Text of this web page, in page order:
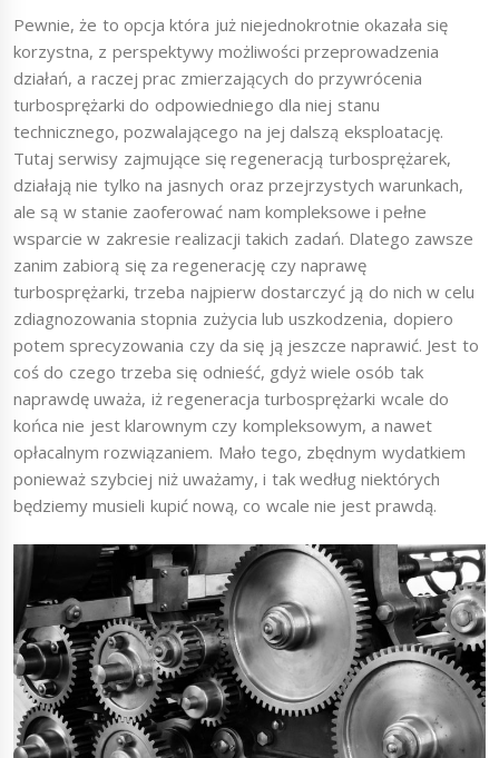
Pewnie, że to opcja która już niejednokrotnie okazała się
korzystna, z perspektywy możliwości przeprowadzenia
działań, a raczej prac zmierzających do przywrócenia
turbosprężarki do odpowiedniego dla niej stanu
technicznego, pozwalającego na jej dalszą eksploatację.
Tutaj serwisy zajmujące się regeneracją turbosprężarek,
działają nie tylko na jasnych oraz przejrzystych warunkach,
ale są w stanie zaoferować nam kompleksowe i pełne
wsparcie w zakresie realizacji takich zadań. Dlatego zawsze
zanim zabiorą się za regenerację czy naprawę
turbosprężarki, trzeba najpierw dostarczyć ją do nich w celu
zdiagnozowania stopnia zużycia lub uszkodzenia, dopiero
potem sprecyzowania czy da się ją jeszcze naprawić. Jest to
coś do czego trzeba się odnieść, gdyż wiele osób tak
naprawdę uważa, iż regeneracja turbosprężarki wcale do
końca nie jest klarownym czy kompleksowym, a nawet
opłacalnym rozwiązaniem. Mało tego, zbędnym wydatkiem
ponieważ szybciej niż uważamy, i tak według niektórych
będziemy musieli kupić nową, co wcale nie jest prawdą.